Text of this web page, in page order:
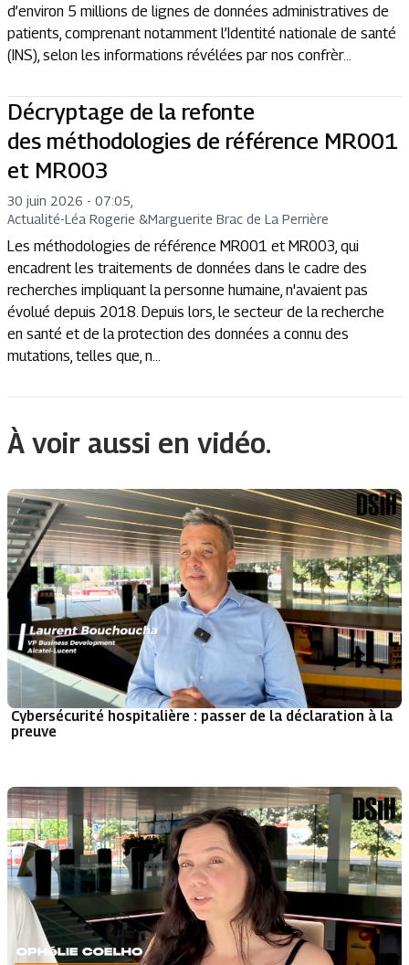
d’environ 5 millions de lignes de données administratives de
patients, comprenant notamment l’Identité nationale de santé
(INS), selon les informations révélées par nos confrèr...
Décryptage de la refonte
des méthodologies de référence MR001
et MR003
30 juin 2026 - 07:05
Actualité-Léa Rogerie &Marguerite Brac de La Perrière
Les méthodologies de référence MR001 et MR003, qui
encadrent les traitements de données dans le cadre des
recherches impliquant la personne humaine, n'avaient pas
évolué depuis 2018. Depuis lors, le secteur de la recherche
en santé et de la protection des données a connu des
mutations, telles que, n...
À voir aussi en vidéo.
Cybersécurité hospitalière : passer de la déclaration à la
preuve